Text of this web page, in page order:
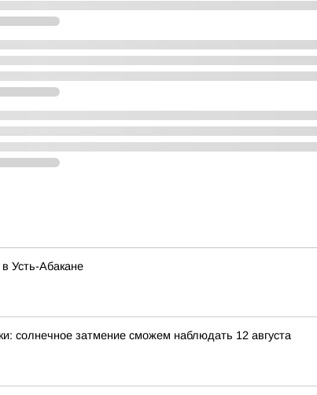
Усть-Абакане
солнечное затмение сможем наблюдать 12 августа